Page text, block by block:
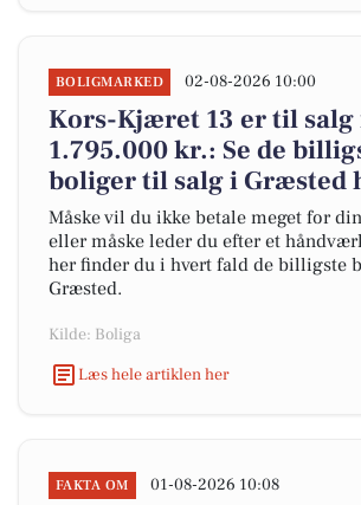
BOLIGMARKED 02-08-2026 10:00
Kors-Kjæret 13 er til
1.795.000 kr.: Se de
boliger til salg i Græsted
Måske vil du ikke betale meget for
eller måske leder du efter et
her finder du i hvert fald de billigste
Græsted.
Kilde: Boliga
Læs hele artiklen her
FAKTA OM 01-08-2026 10:08